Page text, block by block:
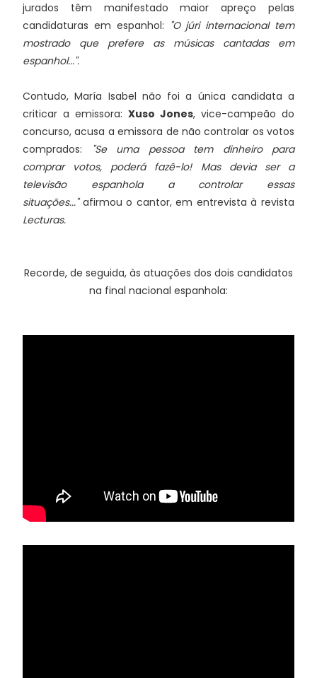
jurados têm manifestado maior apreço pelas
candidaturas em espanhol: "O júri internacional tem
mostrado que prefere as músicas cantadas em
espanhol...".
Contudo, María Isabel não foi a única candidata a
criticar a emissora: Xuso Jones, vice-campeão do
concurso, acusa a emissora de não controlar os votos
comprados:
"Se uma pessoa tem dinheiro para
comprar votos, poderá fazê-lo! Mas devia ser a
televisão espanhola a controlar essas
situações..."afirmou o cantor, em entrevista à revista
Lecturas.
Recorde, de seguida, às atuações dos dois candidatos
na final nacional espanhola: